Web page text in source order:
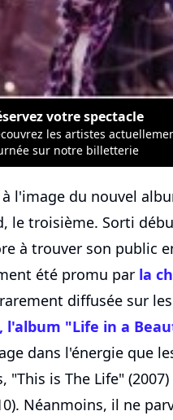
votre spectacle
les artistes
sur notre billetterie
l'image du nouvel
le troisième. Sorti
à trouver son public
été promu par la
diffusée sur
l'album "Life in a
dans l'énergie que
"This is The Life"
Néanmoins, il ne